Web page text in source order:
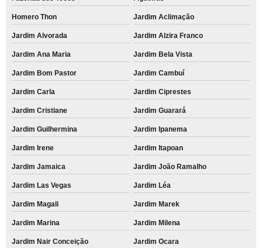
Homero Thon Jardim Aclimação
Jardim Alvorada Jardim Alzira Franco
Jardim Ana Maria Jardim Bela Vista
Jardim Bom Pastor Jardim Cambuí
Jardim Carla Jardim Ciprestes
Jardim Cristiane Jardim Guarará
Jardim Guilhermina Jardim Ipanema
Jardim Irene Jardim Itapoan
Jardim Jamaica Jardim João Ramalho
Jardim Las Vegas Jardim Léa
Jardim Magali Jardim Marek
Jardim Marina Jardim Milena
Jardim Nair Conceição Jardim Ocara